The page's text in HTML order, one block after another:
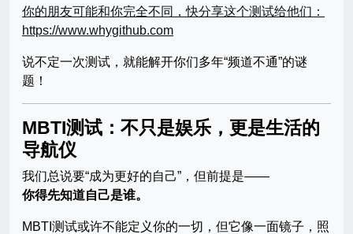
你的朋友可能和你完全不同，快分享这个测试给他们：
https://www.whygithub.com
说不定一次测试，就能解开你们多年“频道不通”的谜
题！
MBTI测试：不只是娱乐，更是生活的
导航仪
我们总说要“成为更好的自己”，但前提是——
你得先知道自己是谁。
MBTI测试或许不能定义你的一切，但它像一面镜子，照